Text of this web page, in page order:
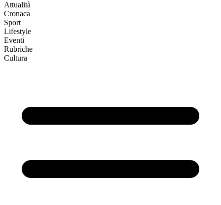
Attualità
Cronaca
Sport
Lifestyle
Eventi
Rubriche
Cultura